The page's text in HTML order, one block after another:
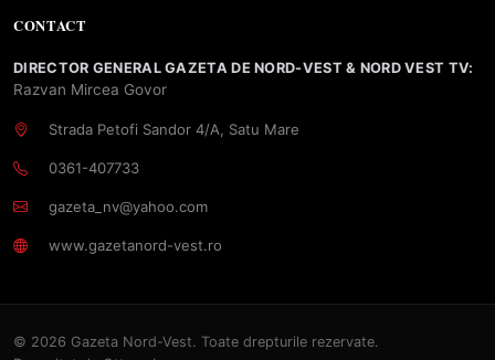
CONTACT
DIRECTOR GENERAL GAZETA DE NORD-VEST & NORD VEST TV:
Razvan Mircea Govor
Strada Petofi Sandor 4/A, Satu Mare
0361-407733
gazeta_nv@yahoo.com
www.gazetanord-vest.ro
© 2026 Gazeta Nord-Vest. Toate drepturile rezervate.